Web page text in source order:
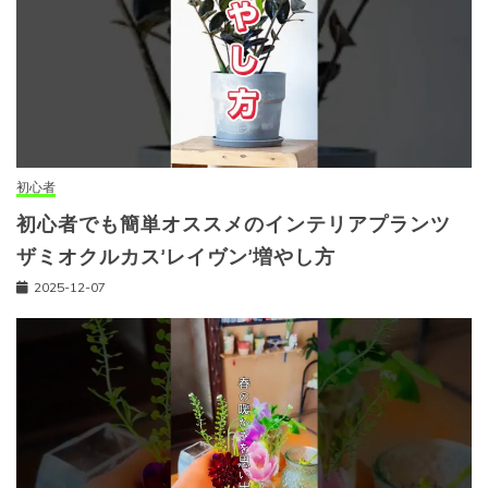
初心者
初心者でも簡単オススメのインテリアプランツ
ザミオクルカス’レイヴン’増やし方
2025-12-07